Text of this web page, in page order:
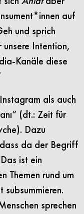
auf
und sprich
Intention,
Kanäle diese
als auch
(dt.: Zeit für
Dazu
da der Begriff
ist ein
Themen rund um
sprechen